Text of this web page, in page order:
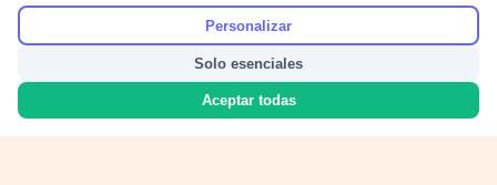
Personalizar
Solo esenciales
Aceptar todas